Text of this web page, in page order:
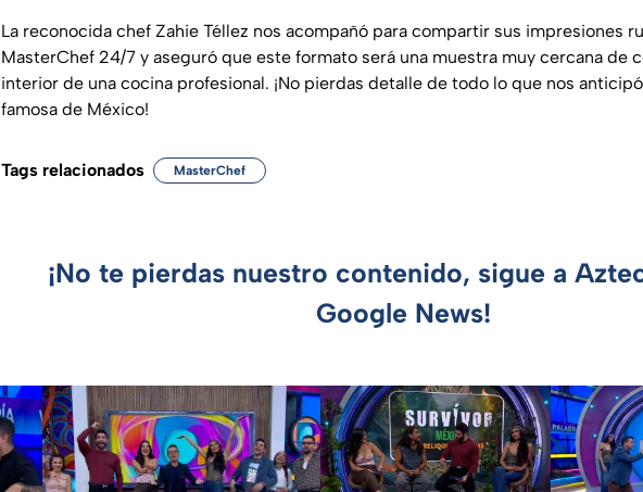
La reconocida chef Zahie Téllez nos acompañó para compartir sus impresiones
MasterChef 24/7 y aseguró que este formato será una muestra muy cercana de
interior de una cocina profesional. ¡No pierdas detalle de todo lo que nos
famosa de México!
Tags relacionados MasterChef
¡No te pierdas nuestro contenido, sigue a
Google News!